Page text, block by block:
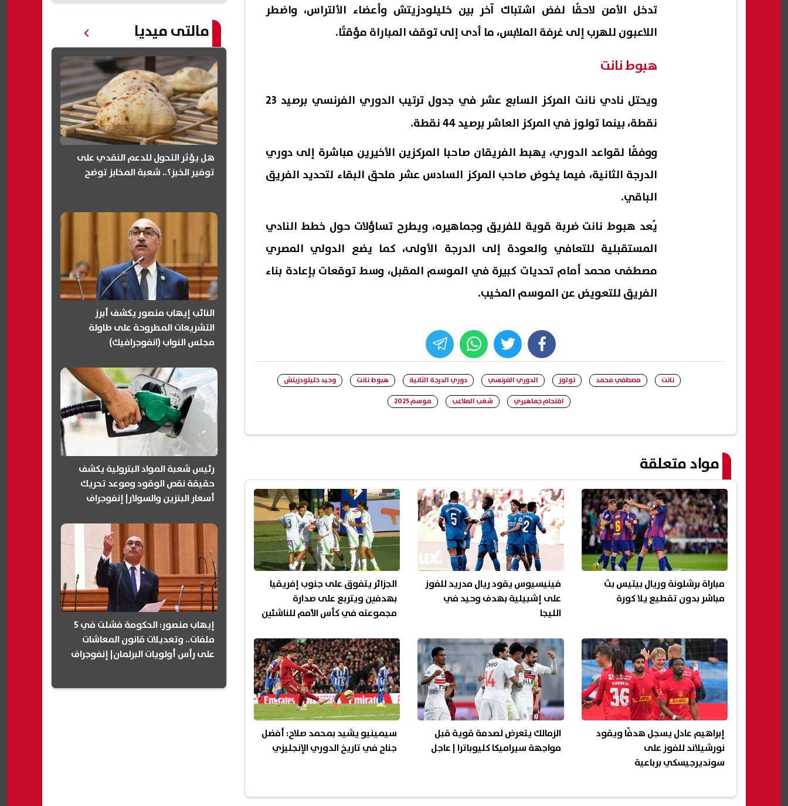
تدخل الأمن لاحقًا لفض اشتباك آخر بين خليلودزيتش وأعضاء الألتراس، واضطر
اللاعبون للهرب إلى غرفة الملابس، ما أدى إلى توقف المباراة مؤقتًا.
هبوط نانت
ويحتل نادي نانت
المركز السابع عشر في جدول ترتيب الدوري الفرنسي برصيد 23
نقطة، بينما تولوز في المركز العاشر برصيد 44 نقطة.
ووفقًا لقواعد الدوري، يهبط الفريقان صاحبا المركزين الأخيرين مباشرة إلى دوري
الدرجة الثانية، فيما يخوض صاحب المركز السادس عشر ملحق البقاء لتحديد الفريق
الباقي.
يُعد هبوط نانت ضربة قوية للفريق وجماهيره، ويطرح تساؤلات حول خطط النادي
المستقبلية للتعافي والعودة إلى الدرجة الأولى، كما يضع الدولي المصري
مصطفى محمد أمام تحديات كبيرة في الموسم المقبل، وسط توقعات بإعادة بناء
الفريق للتعويض عن الموسم المخيب.
facebook
twitter
whats
نانت مصطفي محمد تولوز الدوري الفرنسي دوري الدرجة الثانية هبوط نانت
وحيد خليلودزيتش
اقتحام جماهيري
شغب الملاعب موسم 2025
مواد متعلقة
مباراة برشلونة وريال بيتيس بث
مباشر بدون تقطيع يلا كورة
فينيسيوس يقود ريال مدريد للفوز
على إشبيلية بهدف وحيد في
الليجا
الجزائر يتفوق على جنوب إفريقيا
بهدفين ويتربع على صدارة
مجموعته في كأس الأمم للناشئين
إبراهيم عادل يسجل هدفًا ويقود
نورشيلاند للفوز على
سونديرجيسكي برباعية
الزمالك يتعرض لصدمة قوية قبل
مواجهة سيراميكا كليوباترا | عاجل
سيمينيو يشيد بمحمد صلاح: أفضل
جناح في تاريخ الدوري الإنجليزي
مالتى ميديا
هل يؤثر التحول للدعم النقدي على
توفير الخبز؟.. شعبة المخابز توضح
النائب إيهاب منصور يكشف أبرز
التشريعات المطروحة على طاولة
مجلس النواب (انفوجرافيك)
رئيس شعبة المواد البترولية يكشف
حقيقة نقص الوقود وموعد تحريك
أسعار البنزين والسولار| إنفوجراف
إيهاب منصور: الحكومة فشلت في 5
ملفات.. وتعديلات قانون المعاشات
على رأس أولويات البرلمان| إنفوجراف